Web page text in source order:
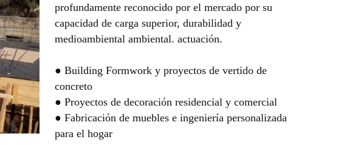
profundamente reconocido por el mercado por su
capacidad de carga superior, durabilidad y
medioambiental ambiental. actuación.
● Building Formwork y proyectos de vertido de
concreto
● Proyectos de decoración residencial y comercial
● Fabricación de muebles e ingeniería personalizada
para el hogar